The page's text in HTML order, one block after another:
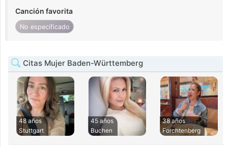
Canción favorita
No especificado
Citas Mujer Baden-Württemberg
48 años
Stuttgart
45 años
Buchen
38 años
Forchtenberg